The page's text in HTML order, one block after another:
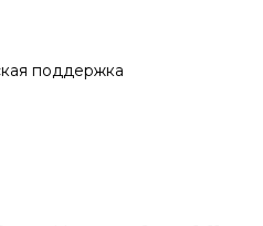
поддержка